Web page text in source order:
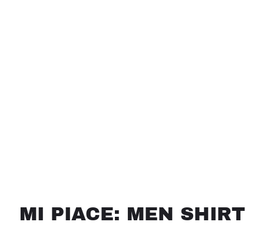
MI PIACE: MEN SHIRT